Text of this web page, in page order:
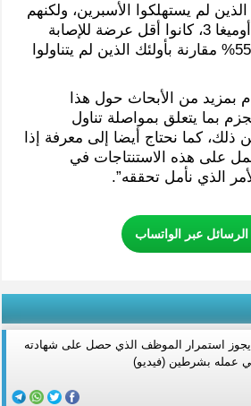
لم يستهلكوا الأسبرين، ولكنهم
تناولوا كمية قليلة من أوميغا 3، كانوا أقل عرضة للإصابة
بأمراض القلب بنسبة 55% مقارنة بأولئك الذين لم يتناولوا
بمزيد من الأبحاث حول هذا
بما يتعلق بمواصلة تناول
ذلك، كما نحتاج أيضا إلى معرفة إذا
على هذه الاستنتاجات في
الذي نأمل تحققه”.
عبر الواتساب
يجوز استمرار الموظف الذي حصل على شهادته
عمله بشرطين (فيديو)